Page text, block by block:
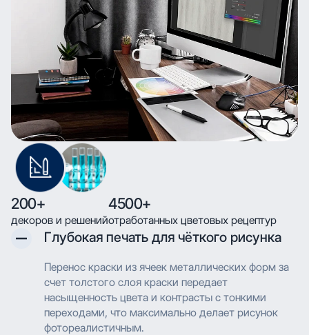
200+
декоров и решений
4500+
отработанных цветовых рецептур
Глубокая печать для чёткого рисунка
Перенос краски из ячеек металлических форм за
счет толстого слоя краски передает
насыщенность цвета и контрасты с тонкими
переходами, что максимально делает рисунок
фотореалистичным.